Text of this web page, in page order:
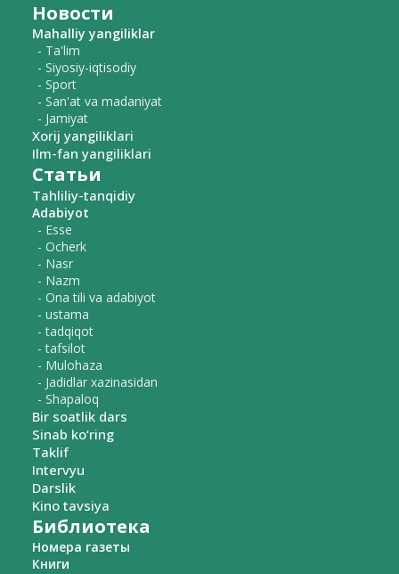
Новости
Mahalliy yangiliklar
- Ta'lim
- Siyosiy-iqtisodiy
- Sport
- San'at va madaniyat
- Jamiyat
Xorij yangiliklari
Ilm-fan yangiliklari
Статьи
Tahliliy-tanqidiy
Adabiyot
- Esse
- Ocherk
- Nasr
- Nazm
- Ona tili va adabiyot
- ustama
- tadqiqot
- tafsilot
- Mulohaza
- Jadidlar xazinasidan
- Shapaloq
Bir soatlik dars
Sinab ko‘ring
Taklif
Intervyu
Darslik
Kino tavsiya
Библиотека
Номера газеты
Книги